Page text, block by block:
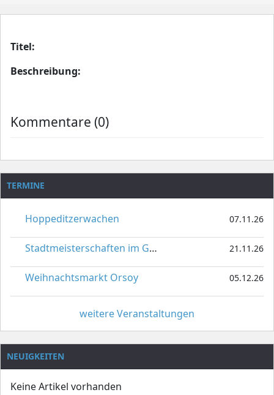
Titel:
Beschreibung:
Kommentare (0)
TERMINE
Hoppeditzerwachen 07.11.26
Stadtmeisterschaften im Gardetanz 21.11.26
Weihnachtsmarkt Orsoy 05.12.26
weitere Veranstaltungen
NEUIGKEITEN
Keine Artikel vorhanden